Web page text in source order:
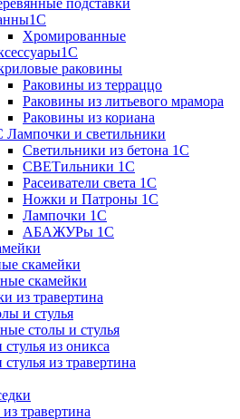
подставки
Хромированные
раковины
Раковины из терраццо
Раковины из литьевого мрамора
Раковины из кориана
Лампочки и светильники
Светильники из бетона 1С
СВЕТильники 1С
Расеиватели света 1С
Ножки и Патроны 1С
Лампочки 1С
АБАЖУРы 1С
скамейки
скамейки
из травертина
и стулья
столы и стулья
из оникса
из травертина
травертина